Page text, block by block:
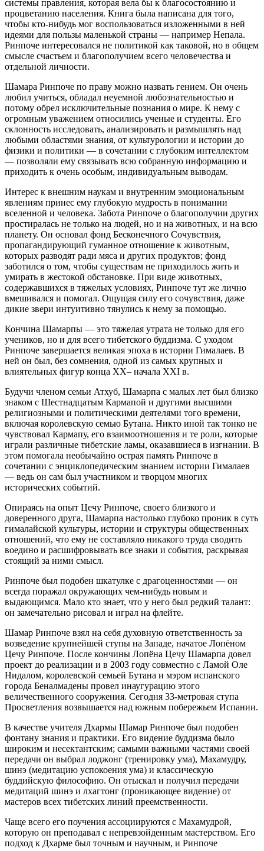
системы правления, которая вела бы к благосостоянию и
процветанию населения. Книга была написана для того,
чтобы кто-нибудь мог воспользоваться изложенными в ней
идеями для пользы маленькой страны — например Непала.
Ринпоче интересовался не политикой как таковой, но в общем
смысле счастьем и благополучием всего человечества и
отдельной личности.
Шамара Ринпоче по праву можно назвать гением. Он очень
любил учиться, обладал неуемной любознательностью и
потому обрел исключительные познания о мире. К нему с
огромным уважением относились ученые и студенты. Его
склонность исследовать, анализировать и размышлять над
любыми областями знания, от культурологии и истории до
физики и политики — в сочетании с глубоким интеллектом
— позволяли ему связывать всю собранную информацию и
приходить к очень особым, индивидуальным выводам.
Интерес к внешним наукам и внутренним эмоциональным
явлениям принес ему глубокую мудрость в понимании
вселенной и человека. Забота Ринпоче о благополучии других
простиралась не только на людей, но и на животных, и на всю
планету. Он основал фонд Бесконечного Сочувствия,
пропагандирующий гуманное отношение к животным,
которых разводят ради мяса и других продуктов; фонд
заботился о том, чтобы существам не приходилось жить и
умирать в жестокой обстановке. При виде животных,
содержавшихся в тяжелых условиях, Ринпоче тут же лично
вмешивался и помогал. Ощущая силу его сочувствия, даже
дикие звери интуитивно тянулись к нему за помощью.
Кончина Шамарпы — это тяжелая утрата не только для его
учеников, но и для всего тибетского буддизма. С уходом
Ринпоче завершается великая эпоха в истории Гималаев. В
ней он был, без сомнения, одной из самых крупных и
влиятельных фигур конца XX– начала XXI в.
Будучи членом семьи Атхуб, Шамарпа с малых лет был близко
знаком с Шестнадцатым Кармапой и другими высшими
религиозными и политическими деятелями того времени,
включая королевскую семью Бутана. Никто иной так тонко не
чувствовал Кармапу, его взаимоотношения и те роли, которые
играли различные тибетские ламы, оказавшиеся в изгнании. В
этом помогала необычайно острая память Ринпоче в
сочетании с энциклопедическим знанием истории Гималаев
— ведь он сам был участником и творцом многих
исторических событий.
Опираясь на опыт Цечу Ринпоче, своего близкого и
доверенного друга, Шамарпа настолько глубоко проник в суть
гималайской культуры, истории и структуры общественных
отношений, что ему не составляло никакого труда сводить
воедино и расшифровывать все знаки и события, раскрывая
стоящий за ними смысл.
Ринпоче был подобен шкатулке с драгоценностями — он
всегда поражал окружающих чем-нибудь новым и
выдающимся. Мало кто знает, что у него был редкий талант:
он замечательно рисовал и играл на флейте.
Шамар Ринпоче взял на себя духовную ответственность за
возведение крупнейшей ступы на Западе, начатое Лопёном
Цечу Ринпоче. После кончины Лопёна Цечу Шамарпа довел
проект до реализации и в 2003 году совместно с Ламой Оле
Нидалом, королевской семьей Бутана и мэром испанского
города Беналмадены провел инаугурацию этого
величественного сооружения. Сегодня 33-метровая ступа
Просветления возвышается над южным побережьем Испании.
В качестве учителя Дхармы Шамар Ринпоче был подобен
фонтану знания и практики. Его видение буддизма было
широким и несектантским; самыми важными частями своей
передачи он выбрал лоджонг (тренировку ума), Махамудру,
шинэ (медитацию успокоения ума) и классическую
буддийскую философию. Он отыскал и получил передачи
медитаций шинэ и лхагтонг (проникающее видение) от
мастеров всех тибетских линий преемственности.
Чаще всего его поучения ассоциируются с Махамудрой,
которую он преподавал с непревзойденным мастерством. Его
подход к Дхарме был точным и научным, и Ринпоче